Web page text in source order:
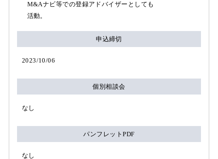
M&Aナビ等での登録アドバイザーとしても
活動。
申込締切
2023/10/06
個別相談会
なし
パンフレットPDF
なし